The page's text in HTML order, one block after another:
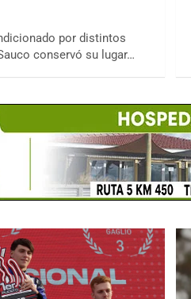
por distintos
conservó su lugar…